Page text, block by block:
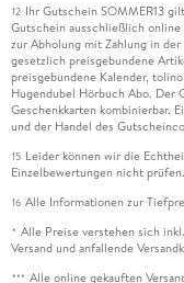
12 Ihr Gutschein SOMMER13
Gutschein ausschließlich
zur Abholung mit Zahlung in
gesetzlich preisgebundene
preisgebundene Kalender,
Hugendubel Hörbuch Abo. Der
Geschenkkarten kombinierbar.
und der Handel des
15 Leider können wir die
Einzelbewertungen nicht prüfen.
16 Alle Informationen zur
* Alle Preise verstehen sich
Versand und anfallende
*** Alle online gekauften